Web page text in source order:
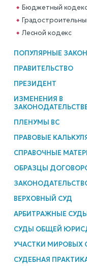
Бюджетный
Лесной кодекс
ПОПУЛЯРНЫЕ
ПРАВИТЕЛЬСТВО
ПРЕЗИДЕНТ
ИЗМЕНЕНИЯ В
ПЛЕНУМЫ ВС
ПРАВОВЫЕ
СПРАВОЧНЫЕ
ОБРАЗЦЫ
ВЕРХОВНЫЙ СУД
АРБИТРАЖНЫЕ
СУДЫ ОБЩЕЙ
УЧАСТКИ МИРОВЫХ
СУДЕБНАЯ